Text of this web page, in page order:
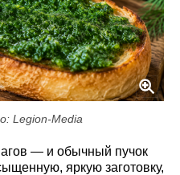
Legion-Media
— и обычный пучок
яркую заготовку,